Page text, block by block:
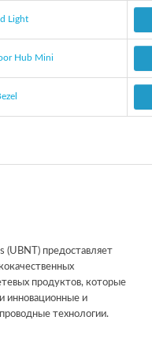
Light
Hub Mini
(UBNT) предоставляет
продуктов, которые
инновационные и
технологии.